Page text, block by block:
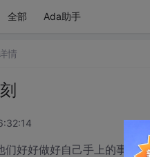
全部 Ada助手
情
好好做好自己手上的事情。